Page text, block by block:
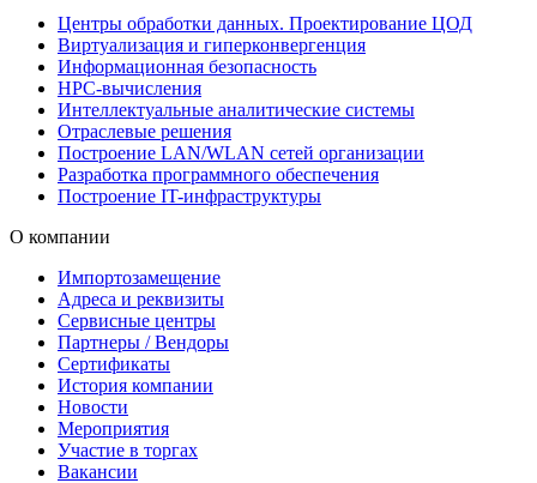
Центры обработки данных. Проектирование ЦОД
Виртуализация и гиперконвергенция
Информационная безопасность
HPC-вычисления
Интеллектуальные аналитические системы
Отраслевые решения
Построение LAN/WLAN сетей организации
Разработка программного обеспечения
Построение IT-инфраструктуры
О компании
Импортозамещение
Адреса и реквизиты
Сервисные центры
Партнеры / Вендоры
Сертификаты
История компании
Новости
Мероприятия
Участие в торгах
Вакансии